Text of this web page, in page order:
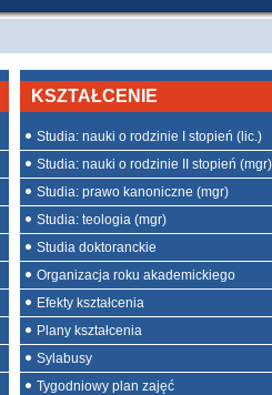
KSZTAŁCENIE
Studia: nauki o rodzinie I stopień (lic.)
Studia: nauki o rodzinie II stopień (mgr)
Studia: prawo kanoniczne (mgr)
Studia: teologia (mgr)
Studia doktoranckie
Organizacja roku akademickiego
Efekty kształcenia
Plany kształcenia
Sylabusy
Tygodniowy plan zajęć